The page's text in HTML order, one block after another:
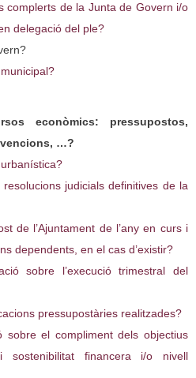
complerts de la Junta de Govern i/o
delegació del ple?
econòmics: pressupostos,
…?
judicials definitives de la
de l’Ajuntament de l’any en curs i
dependents, en el cas d’existir?
sobre l’execució trimestral del
pressupostàries realitzades?
sobre el compliment dels objectius
i sostenibilitat financera i/o nivell